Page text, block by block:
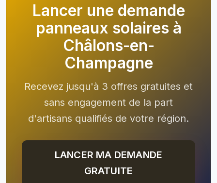
Lancer une demande
panneaux solaires à
Châlons-en-
Champagne
Recevez jusqu'à 3 offres gratuites et
sans engagement de la part
d'artisans qualifiés de votre région.
LANCER MA DEMANDE
GRATUITE